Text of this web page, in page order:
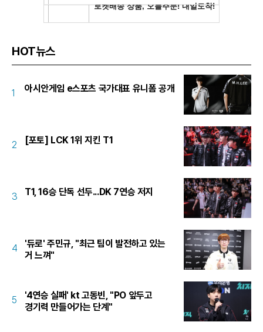
HOT뉴스
1 아시안게임 e스포츠 국가대표 유니폼 공개
2 [포토] LCK 1위 지킨 T1
3 T1, 16승 단독 선두...DK 7연승 저지
4
'듀로' 주민규, "최근 팀이 발전하고 있는
거 느껴"
5
'4연승 실패' kt 고동빈, "PO 앞두고
경기력 만들어가는 단계"